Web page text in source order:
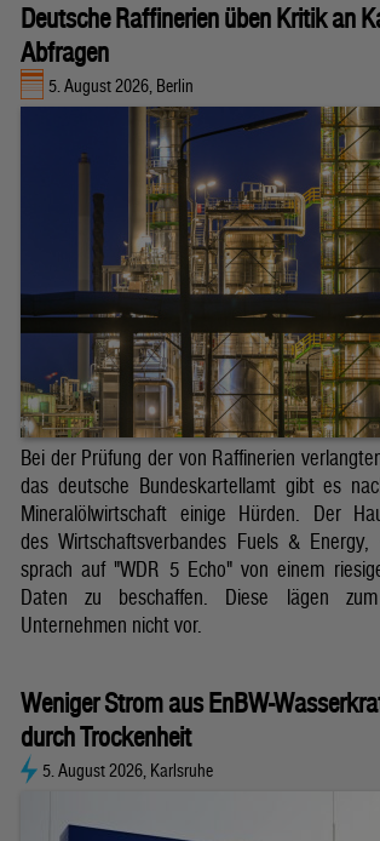
Deutsche Raffinerien üben Kritik an
Abfragen
5. August 2026, Berlin
Bei der Prüfung der von Raffinerien
das deutsche Bundeskartellamt gibt es
Mineralölwirtschaft einige Hürden. Der
des Wirtschaftsverbandes Fuels & Energy,
sprach auf "WDR 5 Echo" von einem
Daten zu beschaffen. Diese lägen
Unternehmen nicht vor.
Weniger Strom aus EnBW-
durch Trockenheit
5. August 2026, Karlsruhe